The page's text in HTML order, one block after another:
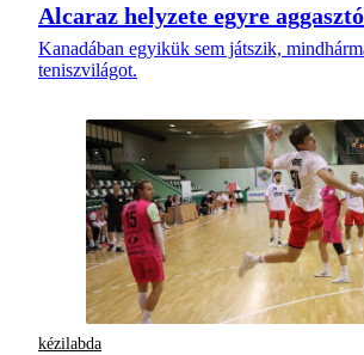
Alcaraz helyzete egyre
Kanadában egyikük sem játszik,
teniszvilágot.
kézilabda